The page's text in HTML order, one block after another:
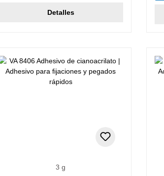
Detalles
3 g